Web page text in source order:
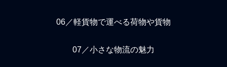
06／軽貨物で運べる荷物や貨物
07／小さな物流の魅力